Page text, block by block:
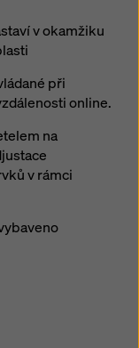
v okamžiku
při
online.
na
v rámci